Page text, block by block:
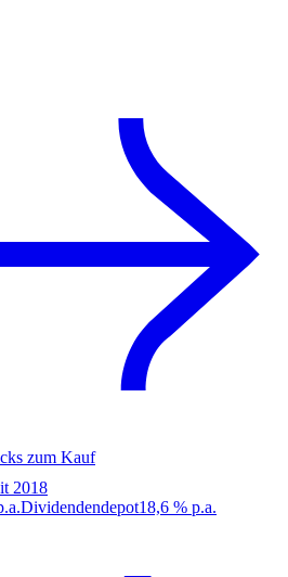
zum Kauf
2018
Dividendendepot18,6 % p.a.